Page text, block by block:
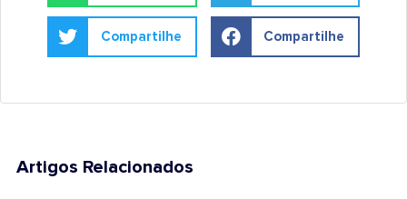
Compartilhe Compartilhe
Artigos Relacionados